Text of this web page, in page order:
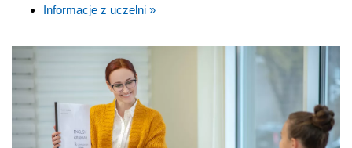
Informacje z uczelni »